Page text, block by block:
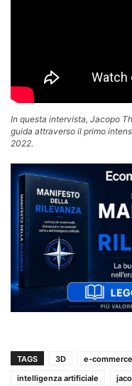
In questa intervista, Jacopo
guida attraverso il primo
2022.
TAGS 3D e-commerce
intelligenza artificiale